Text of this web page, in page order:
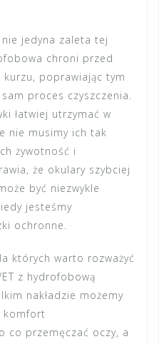
jedyna zaleta tej
chroni przed
poprawiając tym
proces czyszczenia.
łatwiej utrzymać w
nie musimy ich tak
żywotność i
że okulary szybciej
być niezwykle
jesteśmy
ochronne
których warto rozważyć
z hydrofobową
nakładzie możemy
komfort
co przemęczać oczy, a